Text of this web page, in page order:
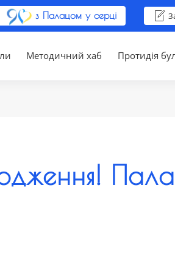
з Палацом у серці
Методичний хаб Протидія